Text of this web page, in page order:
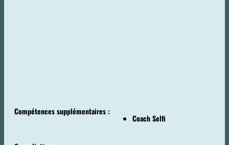
Compétences supplémentaires :
Coach Selfi